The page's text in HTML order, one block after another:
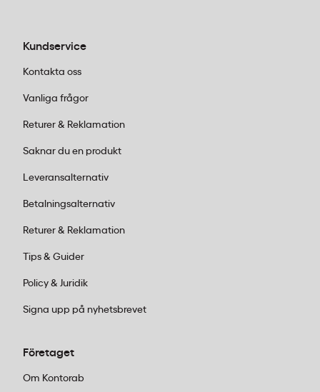
Ja, Scriva Mex 0,7 använder standardstift i 0,7 mm
bytas vid behov.
Kundservice
Kontakta oss
Vanliga frågor
Returer & Reklamation
Saknar du en produkt
Leveransalternativ
Betalningsalternativ
Returer & Reklamation
Tips & Guider
Policy & Juridik
Signa upp på nyhetsbrevet
Företaget
Om Kontorab